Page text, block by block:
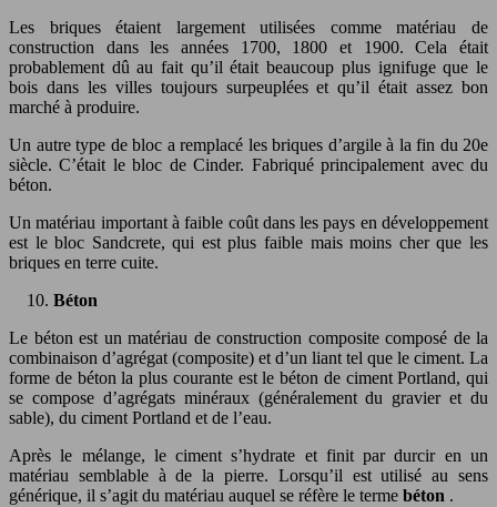
Les briques étaient largement utilisées comme matériau de
construction dans les années 1700, 1800 et 1900. Cela était
probablement dû au fait qu’il était beaucoup plus ignifuge que le
bois dans les villes toujours surpeuplées et qu’il était assez bon
marché à produire.
Un autre type de bloc a remplacé les briques d’argile à la fin du 20e
siècle. C’était le bloc de Cinder. Fabriqué principalement avec du
béton.
Un matériau important à faible coût dans les pays en développement
est le bloc Sandcrete, qui est plus faible mais moins cher que les
briques en terre cuite.
Béton
Le béton est un matériau de construction composite composé de la
combinaison d’agrégat (composite) et d’un liant tel que le ciment. La
forme de béton la plus courante est le béton de ciment Portland, qui
se compose d’agrégats minéraux (généralement du gravier et du
sable), du ciment Portland et de l’eau.
Après le mélange, le ciment s’hydrate et finit par durcir en un
matériau semblable à de la pierre. Lorsqu’il est utilisé au sens
générique, il s’agit du matériau auquel se réfère le terme béton .